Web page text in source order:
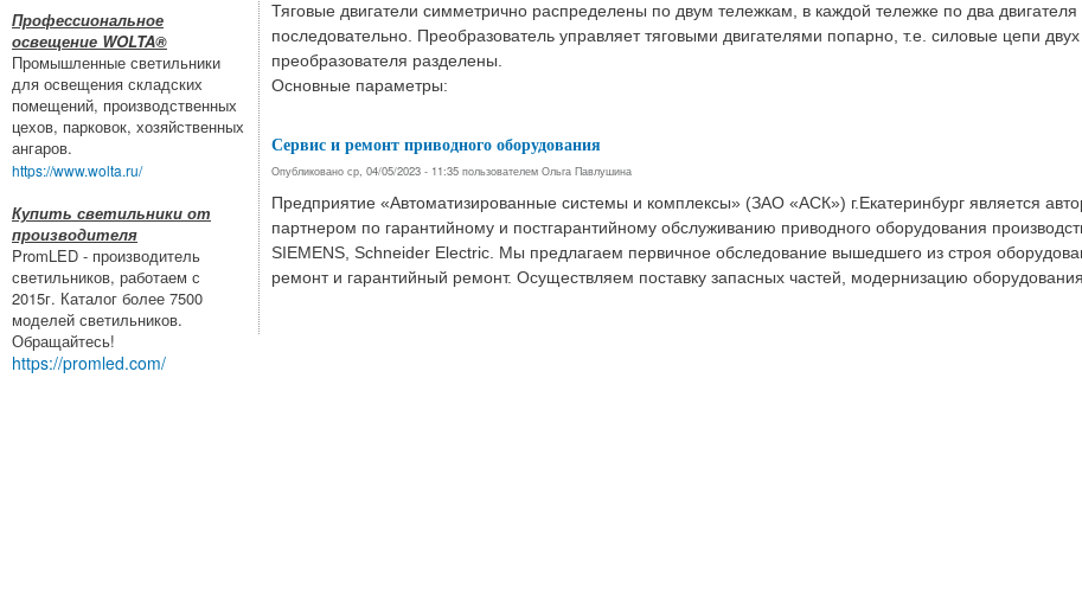
Профессиональное
освещение WOLTA®
Промышленные светильники
для освещения складских
помещений, производственных
цехов, парковок, хозяйственных
ангаров.
https://www.wolta.ru/
Купить светильники от
производителя
PromLED - производитель
светильников, работаем с
2015г. Каталог более 7500
моделей светильников.
Обращайтесь!
https://promled.com/
Тяговые двигатели симметрично распределены по двум тележкам, в каждой тележке по два
последовательно. Преобразователь управляет тяговыми двигателями попарно, т.е. силовые цепи двух
преобразователя разделены.
Основные параметры:
Сервис и ремонт приводного оборудования
Опубликовано ср, 04/05/2023 - 11:35 пользователем Ольга Павлушина
Предприятие «Автоматизированные системы и комплексы» (ЗАО «АСК») г.Екатеринбург является
партнером по гарантийному и постгарантийному обслуживанию приводного оборудования
SIEMENS, Schneider Electric. Мы предлагаем первичное обследование вышедшего из строя
ремонт и гарантийный ремонт. Осуществляем поставку запасных частей, модернизацию оборудования.